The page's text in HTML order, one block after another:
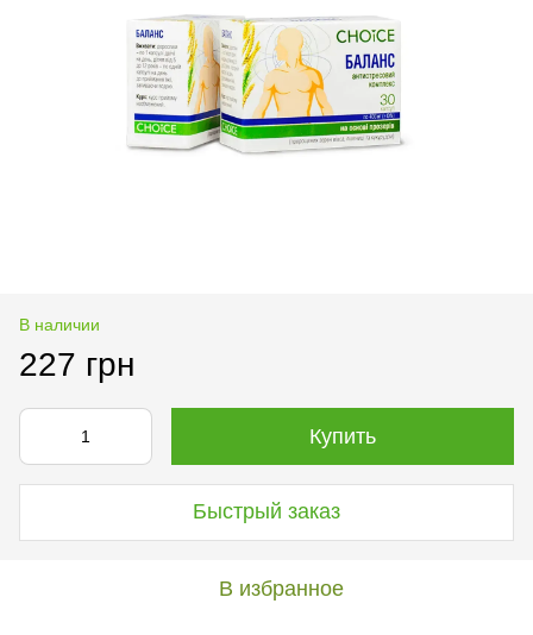
В наличии
227 грн
Купить
Быстрый заказ
В избранное